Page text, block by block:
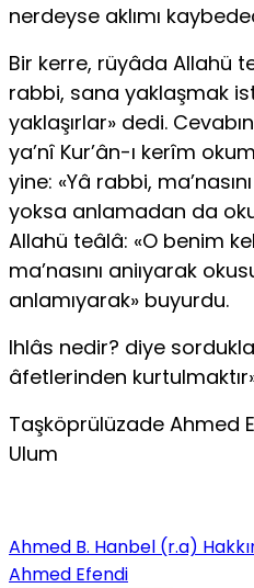
nerdeyse aklımı
Bir kerre, rüyâda Allahü
rabbi, sana yaklaşmak
yaklaşırlar» dedi.
ya’nî Kur’ân-ı kerîm
yine: «Yâ rabbi,
yoksa anlamadan da
Allahü teâlâ: «O benim
ma’nasını aniıyarak
anlamıyarak» buyurdu.
Ihlâs nedir? diye
âfetlerinden
Taşköprülüzade Ahmed
Ulum
Ahmed B. Hanbel (r.a)
Ahmed Efendi